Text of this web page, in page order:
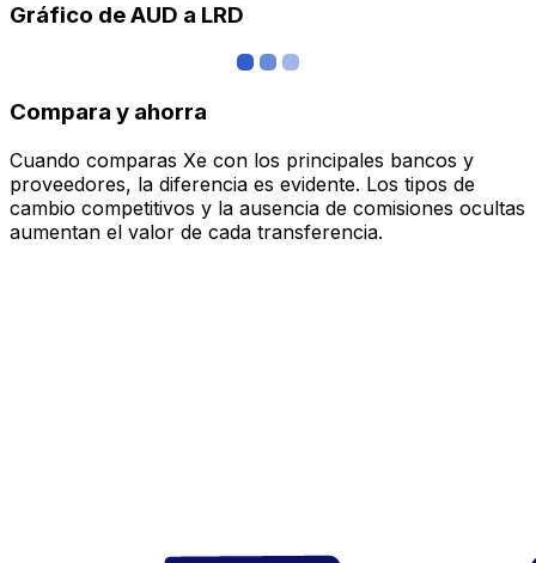
Gráfico de AUD a LRD
Compara y ahorra
Cuando comparas Xe con los principales bancos y
proveedores, la diferencia es evidente. Los tipos de
cambio competitivos y la ausencia de comisiones ocultas
aumentan el valor de cada transferencia.